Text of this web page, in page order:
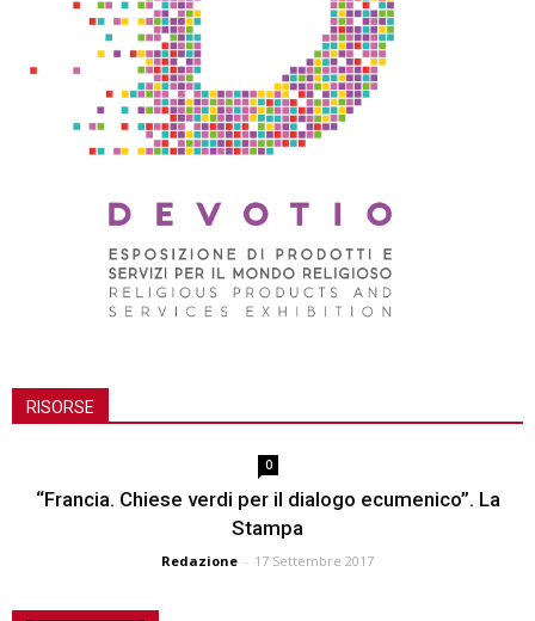
RISORSE
0
“Francia. Chiese verdi per il dialogo ecumenico”. La
Stampa
Redazione - 17 Settembre 2017